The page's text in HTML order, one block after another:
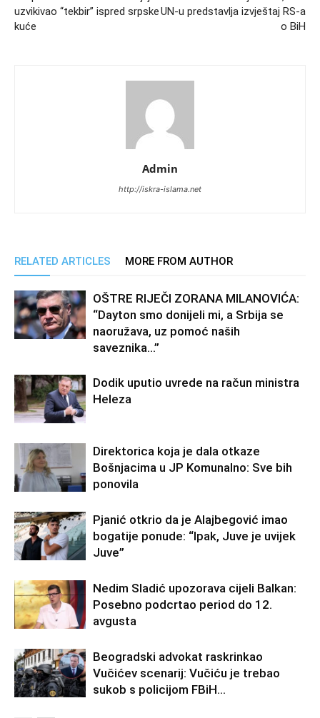
uzvikivao “tekbir” ispred srpske
kuće
UN-u predstavlja izvještaj RS-a
o BiH
Admin
http://iskra-islama.net
RELATED ARTICLES MORE FROM AUTHOR
OŠTRE RIJEČI ZORANA MILANOVIĆA:
“Dayton smo donijeli mi, a Srbija se
naoružava, uz pomoć naših
saveznika…”
Dodik uputio uvrede na račun ministra
Heleza
Direktorica koja je dala otkaze
Bošnjacima u JP Komunalno: Sve bih
ponovila
Pjanić otkrio da je Alajbegović imao
bogatije ponude: “Ipak, Juve je uvijek
Juve”
Nedim Sladić upozorava cijeli Balkan:
Posebno podcrtao period do 12.
avgusta
Beogradski advokat raskrinkao
Vučićev scenarij: Vučiću je trebao
sukob s policijom FBiH…